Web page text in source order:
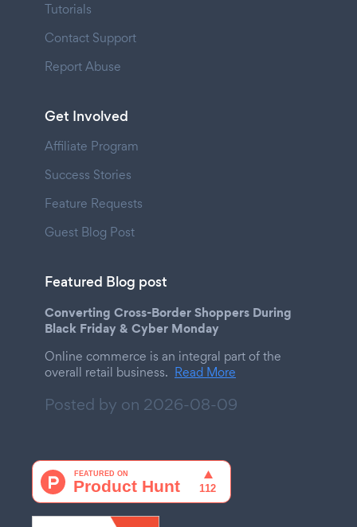
Tutorials
Contact Support
Report Abuse
Get Involved
Affiliate Program
Success Stories
Feature Requests
Guest Blog Post
Featured Blog post
Converting Cross-Border Shoppers During
Black Friday & Cyber Monday
Online commerce is an integral part of the
overall retail business. Read More
Posted by on 2026-08-09